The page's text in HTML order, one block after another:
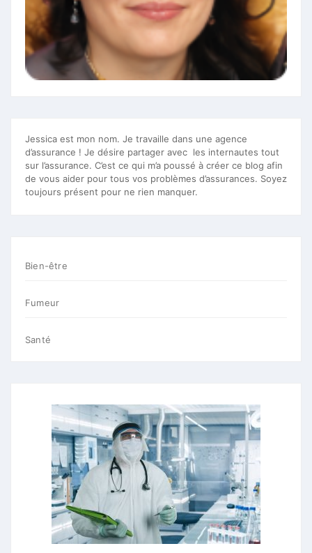
Jessica est mon nom. Je travaille dans une agence
d’assurance ! Je désire partager avec les internautes tout
sur l’assurance. C’est ce qui m’a poussé à créer ce blog afin
de vous aider pour tous vos problèmes d’assurances. Soyez
toujours présent pour ne rien manquer.
Bien-être
Fumeur
Santé